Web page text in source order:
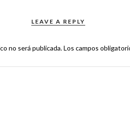
LEAVE A REPLY
no será publicada.Los campos